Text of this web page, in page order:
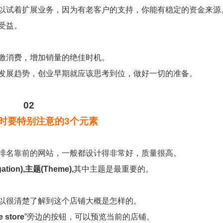
着扩展业务，因为有老客户的支持，你能有稳定的资金来源
益。
费，增加销量的绝佳时机。
趋势，创业早期就应该思考到位，做好一切的准备。
02
要特别注意的3个元素
靠前的网站，一般都设计得非常好，质量很高。
主题(Theme),其中主题是最重要的。
清楚了解到这个店铺大概是怎样的。
store”旁边的按钮，可以预览当前的店铺。